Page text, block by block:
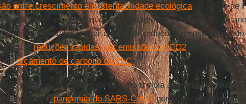
entre crescimento e sustentabilidade ecológica. O artigo de
hipótese e conclui que um crescimento global de 3% ao
inviável alcançar quaisquer reduções no uso
e nasreduções rápidas nas emissões de CO2suficiente
doorçamento de carbono de 2º C.
palavras, o objetivo de número 8 viola asmetas de
disto, apandemia do SARS-CoV-2gerou um